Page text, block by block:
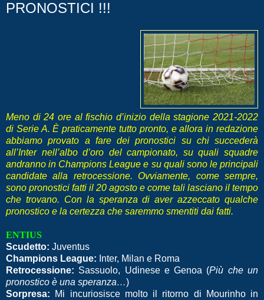
PRONOSTICI !!!
Meno di 24 ore al fischio d’inizio della stagione 2021-2022
di Serie A. È praticamente tutto pronto, e allora in redazione
abbiamo provato a fare dei pronostici su chi succederà
all’Inter nell’albo d’oro del campionato, su quali squadre
andranno in Champions League e su quali sono le principali
candidate alla retrocessione. Ovviamente, come sempre,
sono pronostici fatti il 20 agosto e come tali lasciano il tempo
che trovano. Con la speranza di aver azzeccato qualche
pronostico e la certezza che saremmo smentiti dai fatti.
ENTIUS
Scudetto: Juventus
Champions League: Inter, Milan e Roma
Retrocessione: Sassuolo, Udinese e Genoa (Più che un
pronostico è una speranza…)
Sorpresa: Mi incuriosisce molto il ritorno di Mourinho in